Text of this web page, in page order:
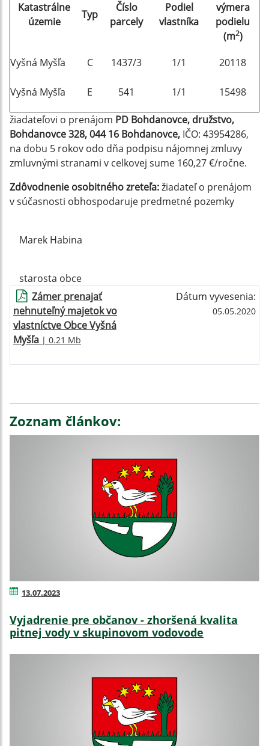
Katastrálne
územie
Typ
Číslo
parcely
Podiel
vlastníka
výmera
podielu
(m2)
Vyšná Myšľa
C 1437/3 1/1 20118
Vyšná Myšľa E 541 1/1 15498
žiadateľovi o prenájom PD Bohdanovce, družstvo,
Bohdanovce 328, 044 16 Bohdanovce, IČO: 43954286,
na dobu 5 rokov odo dňa podpisu nájomnej zmluvy
zmluvnými stranami v celkovej sume 160,27 €/ročne.
Zdôvodnenie osobitného zreteľa:žiadateľ o prenájom
v súčasnosti obhospodaruje predmetné pozemky
Marek Habina
starosta obce
Zámer prenajať
nehnuteľný majetok vo
vlastníctve Obce Vyšná
Myšľa | 0.21 Mb
Dátum vyvesenia:
05.05.2020
Zoznam článkov:
13.07.2023
Vyjadrenie pre občanov - zhoršená kvalita
pitnej vody v skupinovom vodovode